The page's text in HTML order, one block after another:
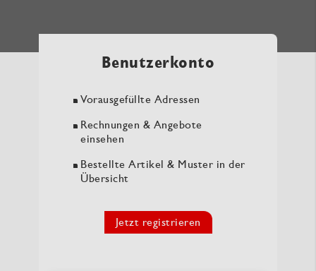
Benutzerkonto
Vorausgefüllte Adressen
Rechnungen & Angebote
einsehen
Bestellte Artikel & Muster in der
Übersicht
Jetzt registrieren